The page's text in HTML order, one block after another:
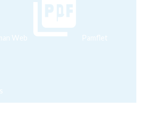
Web Pamflet